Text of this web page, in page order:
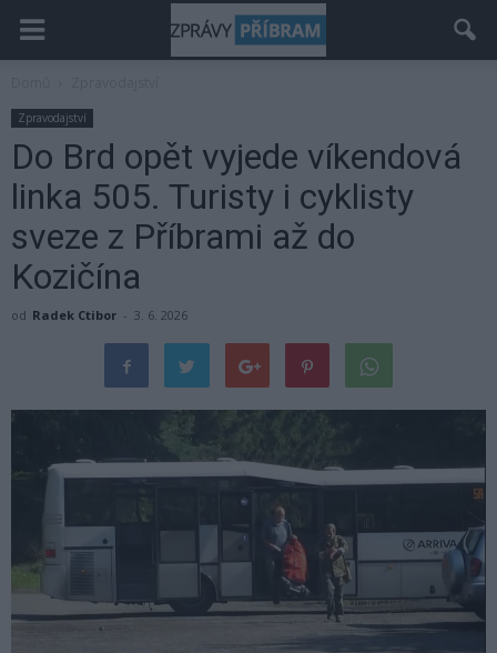
Zpravodajství
Do Brd opět vyjede víkendová
linka 505. Turisty i cyklisty
sveze z Příbrami až do
Kozičína
od Radek Ctibor - 3. 6. 2026